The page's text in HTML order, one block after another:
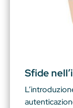
Sfide